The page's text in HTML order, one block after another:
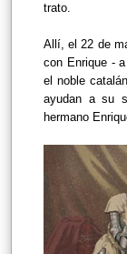
trato.
Allí, el 22 de
con Enrique -
el noble
ayudan a su
hermano